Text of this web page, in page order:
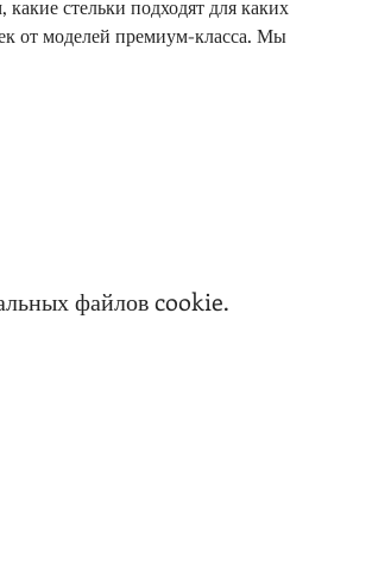
от моделей премиум-класса. Мы
файлов cookie.